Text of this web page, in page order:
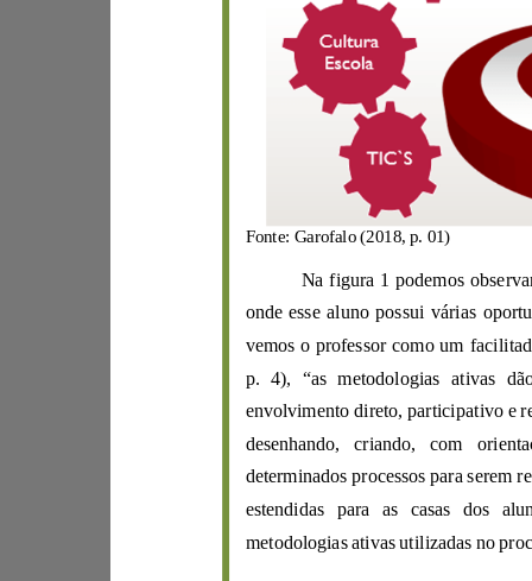
Fonte: Garofalo (2018, p. 01)
Na figura 1 podemos observa
onde
esse
vemos
envol
estendidas para as casas dos